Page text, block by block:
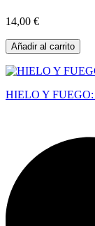
14,00 €
Añadir al carrito
HIELO Y